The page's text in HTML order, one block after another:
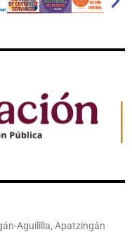
Aguililla, Apatzingán